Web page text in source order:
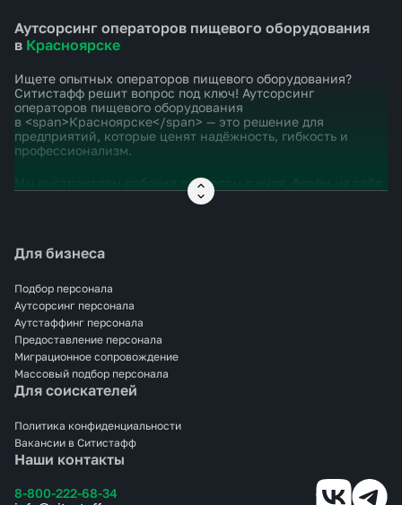
Аутсорсинг операторов пищевого оборудования
в Красноярске
Ищете опытных операторов пищевого оборудования?
Ситистафф решит вопрос под ключ! Аутсорсинг
операторов пищевого оборудования
в <span>Красноярске</span> — это решение для
предприятий, которые ценят надёжность, гибкость и
профессионализм.
Мы выстраиваем рабочие процессы с нуля, берём на себя
оформление, инструктаж, контроль за соблюдением
дозаторов и стерилизаторов.
Сотрудничество с нами — это чёткий результат без
кадровой головной боли. Аутсорсинг операторов пищевого
оборудования в <span>Красноярске</span> — это
стабильность, экономия и уверенность в персонале.
Наши контакты
8-800-222-68-34
Для бизнеса
Подбор персонала
Аутсорсинг персонала
Аутстаффинг персонала
Предоставление персонала
Миграционное сопровождение
Массовый подбор персонала
Для соискателей
Политика конфиденциальности
Вакансии в Ситистафф